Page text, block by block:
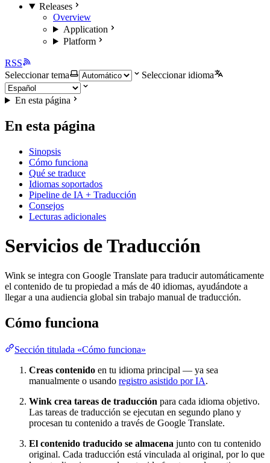
Releases
Overview
Application
Platform
RSS
Seleccionar tema
Seleccionar idioma
En esta página
En esta página
Sinopsis
Cómo funciona
Qué se traduce
Idiomas soportados
Pipeline de IA + Traducción
Consejos
Lecturas adicionales
Servicios de Traducción
Wink se integra con Google Translate para traducir automáticamente
el contenido de tu propiedad a más de 40 idiomas, ayudándote a
llegar a una audiencia global sin trabajo manual de traducción.
Cómo funciona
Sección titulada «Cómo funciona»
Creas contenido en tu idioma principal — ya sea
manualmente o usando registro asistido por IA.
Wink crea tareas de traducción para cada idioma objetivo.
Las tareas de traducción se ejecutan en segundo plano y
procesan tu contenido a través de Google Translate.
El contenido traducido se almacena junto con tu contenido
original. Cada traducción está vinculada al original, por lo que